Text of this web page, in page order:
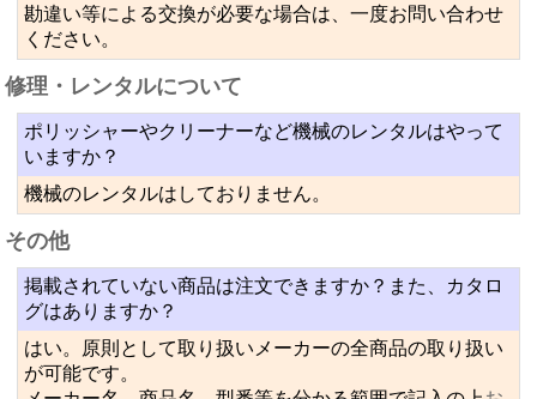
勘違い等による交換が必要な場合は、一度お問い合わせ
ください。
修理・レンタルについて
ポリッシャーやクリーナーなど機械のレンタルはやって
いますか？
機械のレンタルはしておりません。
その他
掲載されていない商品は注文できますか？また、カタロ
グはありますか？
はい。原則として取り扱いメーカーの全商品の取り扱い
が可能です。